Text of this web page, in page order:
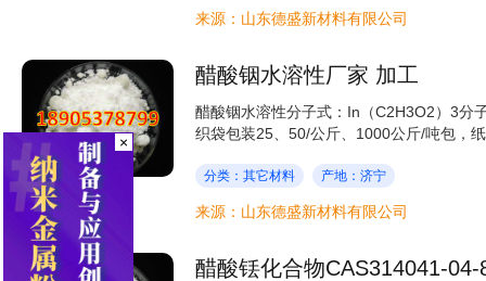
来源：山东德盛新材料有限公司
醋酸铟水溶性厂家 加工
醋酸铟水溶性分子式：In（C2H3O2）3分
织袋包装25、50/公斤、1000公斤/吨包，
分类：其它材料 产地：济宁
来源：山东德盛新材料有限公司
醋酸铥化合物CAS314041-04-
×